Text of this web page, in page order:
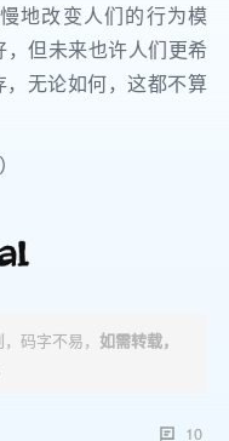
地改变人们的行为模
但未来也许人们更希
无论如何，这都不算
码字不易， 如需转载，
10